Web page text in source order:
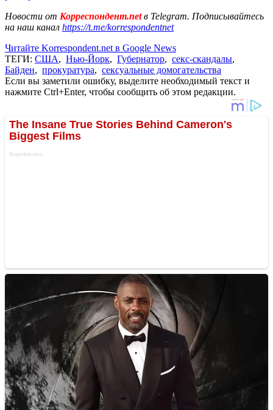
Новости от Корреспондент.netв Telegram. Подписывайтесь
на наш канал https://t.me/korrespondentnet
Читайте Korrespondent.net в Google News
ТЕГИ: США, Нью-Йорк, Губернатор, секс-скандалы,
Байден, прокуратура, сексуальные домогательства
Если вы заметили ошибку, выделите необходимый текст и
нажмите Ctrl+Enter, чтобы сообщить об этом редакции.